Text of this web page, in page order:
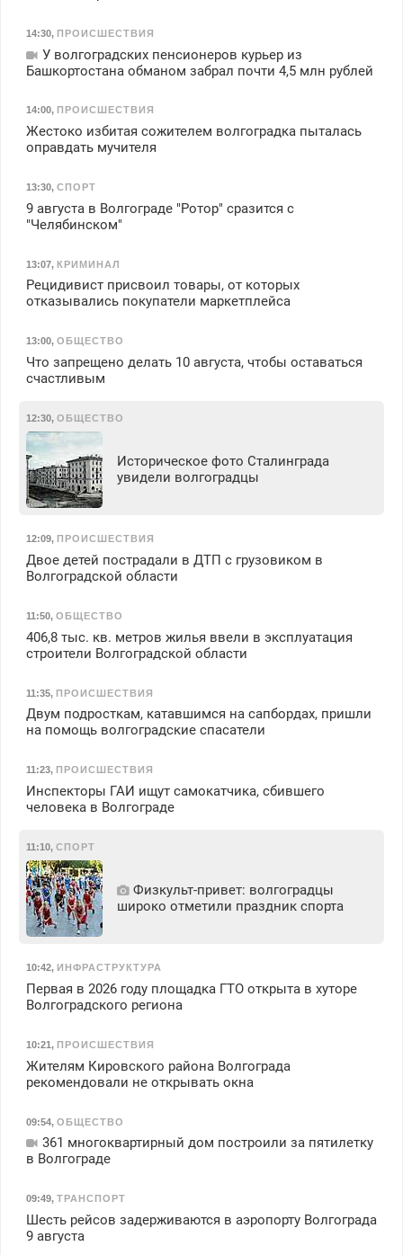
14:30, ПРОИСШЕСТВИЯ
У волгоградских пенсионеров курьер из
Башкортостана обманом забрал почти 4,5 млн рублей
14:00, ПРОИСШЕСТВИЯ
Жестоко избитая сожителем волгоградка пыталась
оправдать мучителя
13:30, СПОРТ
9 августа в Волгограде "Ротор" сразится с
"Челябинском"
13:07, КРИМИНАЛ
Рецидивист присвоил товары, от которых
отказывались покупатели маркетплейса
13:00, ОБЩЕСТВО
Что запрещено делать 10 августа, чтобы оставаться
счастливым
12:30, ОБЩЕСТВО
Историческое фото Сталинграда
увидели волгоградцы
12:09, ПРОИСШЕСТВИЯ
Двое детей пострадали в ДТП с грузовиком в
Волгоградской области
11:50, ОБЩЕСТВО
406,8 тыс. кв. метров жилья ввели в эксплуатация
строители Волгоградской области
11:35, ПРОИСШЕСТВИЯ
Двум подросткам, катавшимся на сапбордах, пришли
на помощь волгоградские спасатели
11:23, ПРОИСШЕСТВИЯ
Инспекторы ГАИ ищут самокатчика, сбившего
человека в Волгограде
11:10, СПОРТ
Физкульт‑привет: волгоградцы
широко отметили праздник спорта
10:42, ИНФРАСТРУКТУРА
Первая в 2026 году площадка ГТО открыта в хуторе
Волгоградского региона
10:21, ПРОИСШЕСТВИЯ
Жителям Кировского района Волгограда
рекомендовали не открывать окна
09:54, ОБЩЕСТВО
361 многоквартирный дом построили за пятилетку
в Волгограде
09:49, ТРАНСПОРТ
Шесть рейсов задерживаются в аэропорту Волгограда
9 августа